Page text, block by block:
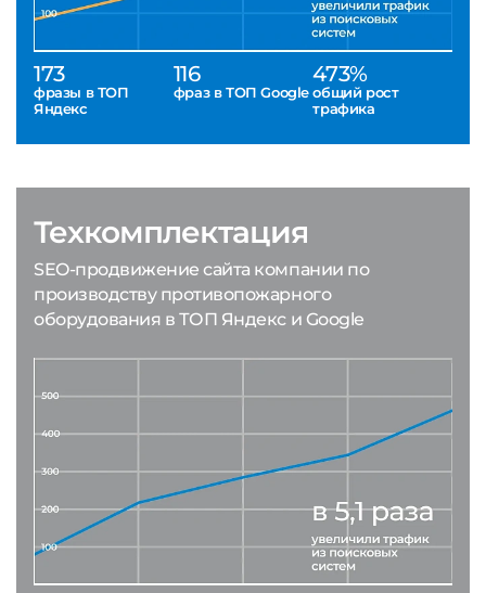
173
фразы в ТОП
Яндекс
116
фраз в ТОП Google
473%
общий рост
трафика
Техкомплектация
SEO-продвижение сайта компании по
производству противопожарного
оборудования в ТОП Яндекс и Google